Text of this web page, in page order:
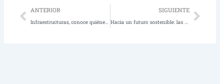
Prev
ANTERIOR SIGUIENTE